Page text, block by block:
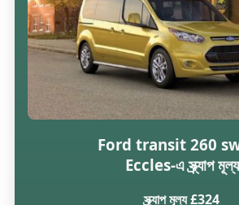
Ford transit 260
Eccles-এ স্ক্র্যাপ মূল্য
স্ক্র্যাপ মূল্য £324